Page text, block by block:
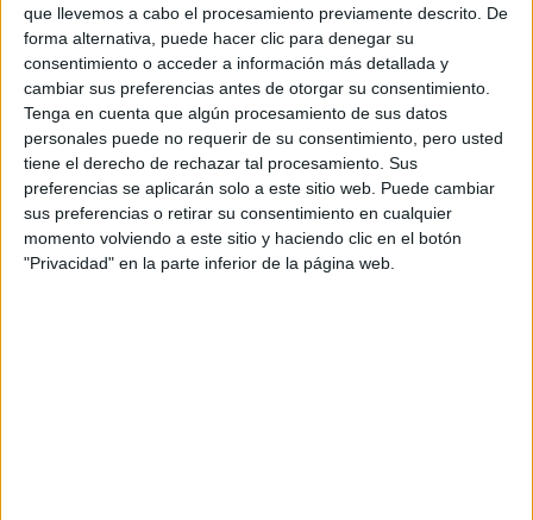
que llevemos a cabo el procesamiento previamente descrito. De
forma alternativa, puede hacer clic para denegar su
consentimiento o acceder a información más detallada y
cambiar sus preferencias antes de otorgar su consentimiento.
Tenga en cuenta que algún procesamiento de sus datos
personales puede no requerir de su consentimiento, pero usted
tiene el derecho de rechazar tal procesamiento. Sus
preferencias se aplicarán solo a este sitio web. Puede cambiar
sus preferencias o retirar su consentimiento en cualquier
momento volviendo a este sitio y haciendo clic en el botón
"Privacidad" en la parte inferior de la página web.
Soy estudiante de:*
Términos y Condiciones de Uso
Aceptolos Términos y Condicionesde uso*